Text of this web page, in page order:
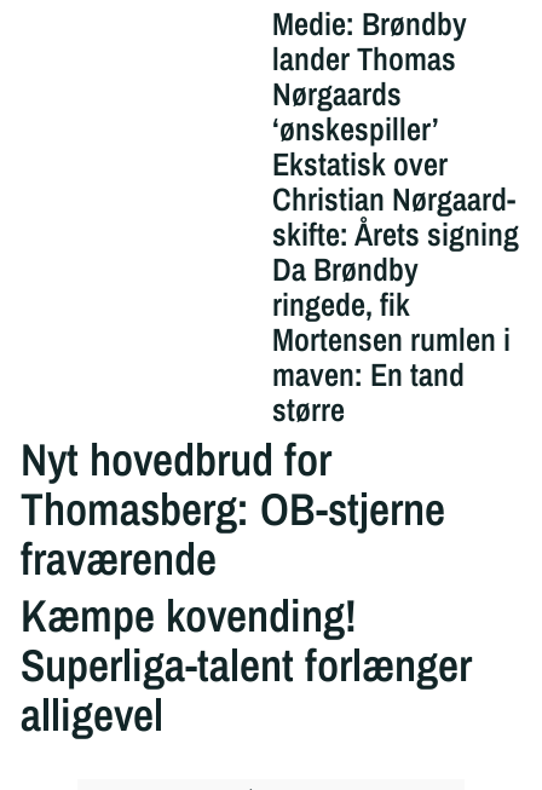
Medie: Brøndby
lander Thomas
Nørgaards
‘ønskespiller’
Ekstatisk over
Christian Nørgaard-
skifte: Årets signing
Da Brøndby
ringede, fik
Mortensen rumlen i
maven: En tand
større
Nyt hovedbrud for
Thomasberg: OB-stjerne
fraværende
Kæmpe kovending!
Superliga-talent forlænger
alligevel